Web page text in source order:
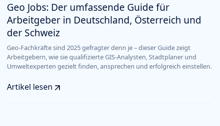
Geo Jobs: Der umfassende Guide für
Arbeitgeber in Deutschland, Österreich und
der Schweiz
Geo-Fachkräfte sind 2025 gefragter denn je – dieser Guide zeigt
Arbeitgebern, wie sie qualifizierte GIS-Analysten, Stadtplaner und
Umweltexperten gezielt finden, ansprechen und erfolgreich einstellen.
Artikel lesen